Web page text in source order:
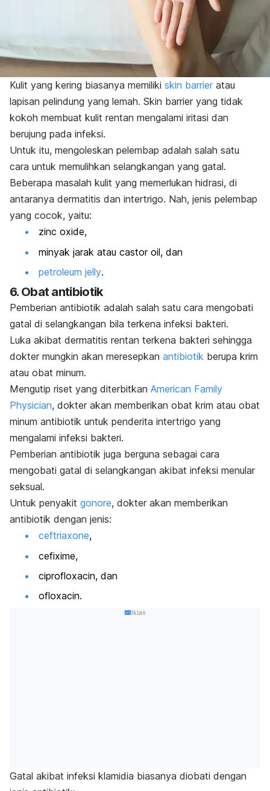
Kulit yang kering biasanya memiliki skin barrier atau
lapisan pelindung yang lemah. Skin barrier yang tidak
kokoh membuat kulit rentan mengalami iritasi dan
berujung pada infeksi.
Untuk itu, mengoleskan pelembap adalah salah satu
cara untuk memulihkan selangkangan yang gatal.
Beberapa masalah kulit yang memerlukan hidrasi, di
antaranya dermatitis dan intertrigo. Nah, jenis pelembap
yang cocok, yaitu:
zinc oxide,
minyak jarak atau castor oil, dan
petroleum jelly.
6. Obat antibiotik
Pemberian antibiotik adalah salah satu cara mengobati
gatal di selangkangan bila terkena infeksi bakteri.
Luka akibat dermatitis rentan terkena bakteri sehingga
dokter mungkin akan meresepkan antibiotik berupa krim
atau obat minum.
Mengutip riset yang diterbitkan American Family
Physician, dokter akan memberikan obat krim atau obat
minum antibiotik untuk penderita intertrigo yang
mengalami infeksi bakteri.
Pemberian antibiotik juga berguna sebagai cara
mengobati gatal di selangkangan akibat infeksi menular
seksual.
Untuk penyakit gonore, dokter akan memberikan
antibiotik dengan jenis:
ceftriaxone,
cefixime,
ciprofloxacin, dan
ofloxacin.
Iklan
Gatal akibat infeksi klamidia biasanya diobati dengan